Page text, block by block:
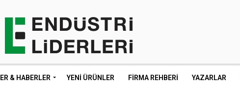
& HABERLER YENI ÜRÜNLER FIRMA REHBERI YAZARLAR